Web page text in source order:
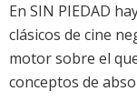
En SIN PIEDAD
clásicos de cine
motor sobre el
conceptos de